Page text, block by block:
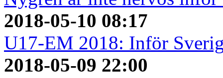
2018-05-10 08:17
U17-EM 2018: Inför
2018-05-09 22:00